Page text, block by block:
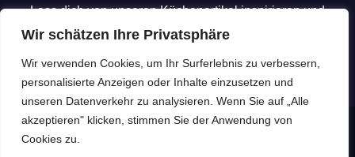
Wir schätzen Ihre Privatsphäre
Wir verwenden Cookies, um Ihr Surferlebnis zu verbessern,
personalisierte Anzeigen oder Inhalte einzusetzen und
unseren Datenverkehr zu analysieren. Wenn Sie auf „Alle
akzeptieren" klicken, stimmen Sie der Anwendung von
Cookies zu.
Lass dich von unseren Küchenartikel inspirieren und
optimiere deine kulinarischen Fähigkeiten mit unseren
praktischen Tipps und Tricks.